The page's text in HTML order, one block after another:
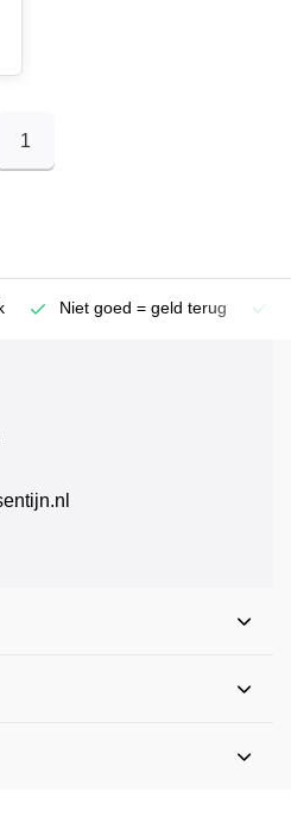
1
Niet goed = geld terug